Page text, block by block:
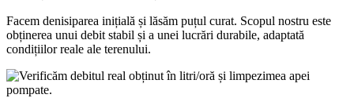
Facem denisiparea inițială și lăsăm puțul curat. Scopul nostru este
obținerea unui debit stabil și a unei lucrări durabile, adaptată
condițiilor reale ale terenului.